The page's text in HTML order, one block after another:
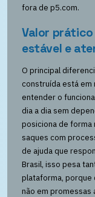
fora de p5.com.
Valor
estável e
O principal
construída está em
entender o
dia a dia sem
posiciona de forma
saques com
de ajuda que
Brasil, isso pesa
plataforma, porque
não em promessas